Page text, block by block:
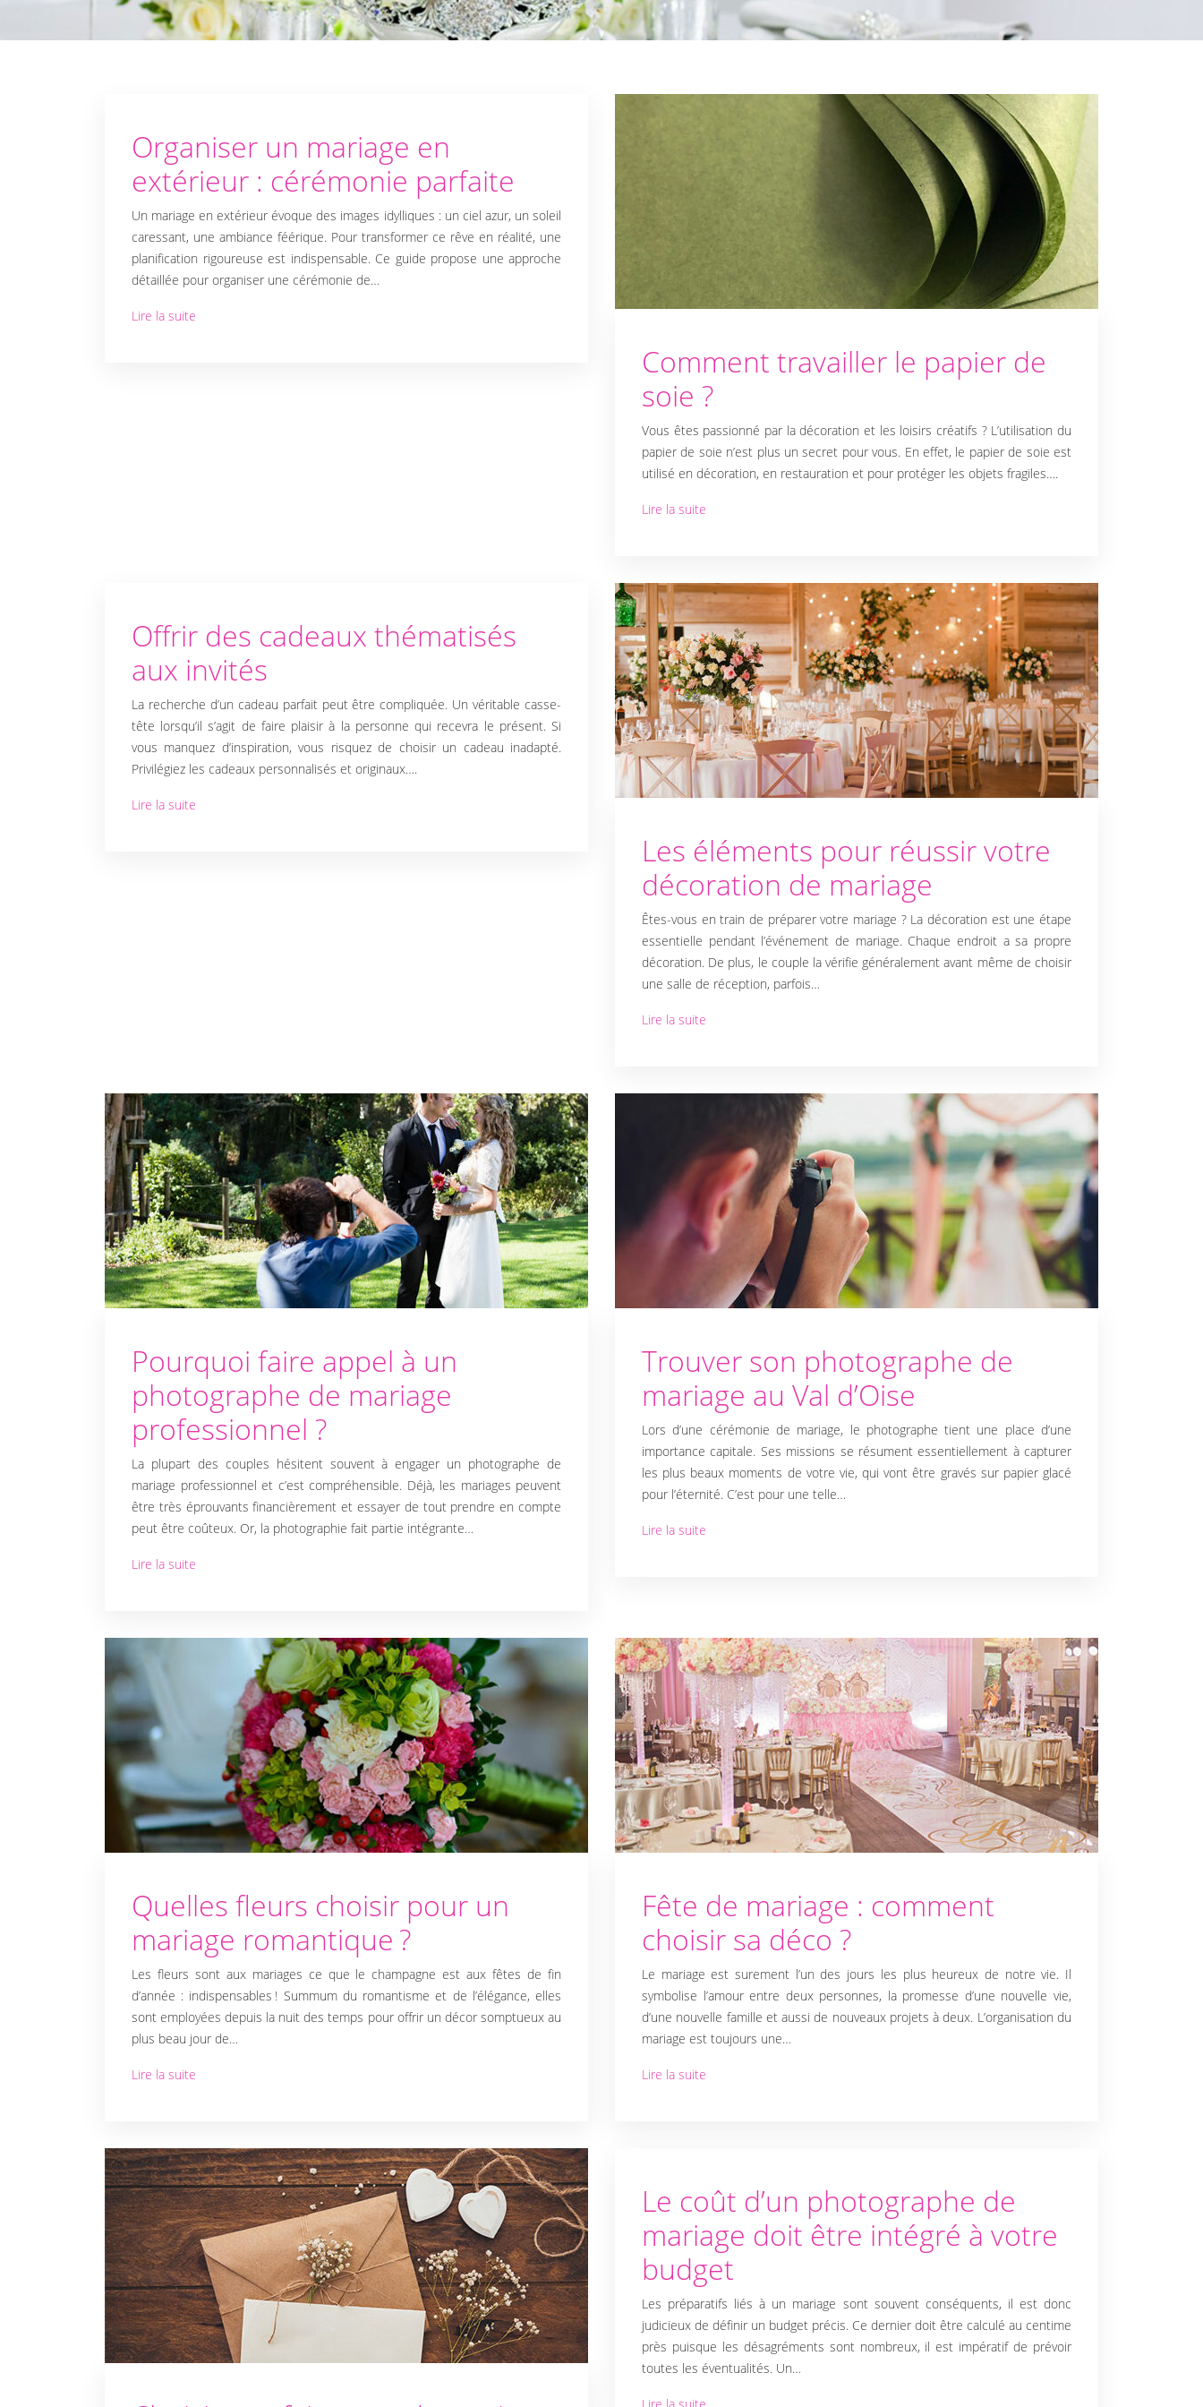
CÉRÉMONIE
DÉCORATION
DE LA SALLE
DE MARIAGE
COSTUMES
Organiser un mariage en
extérieur : cérémonie parfaite
Un mariage en extérieur évoque des images idylliques : un ciel azur, un soleil
caressant, une ambiance féérique. Pour transformer ce rêve en réalité, une
planification rigoureuse est indispensable. Ce guide propose une approche
détaillée pour organiser une cérémonie de…
Lire la suite
Comment travailler le papier de
soie ?
Vous êtes passionné par la décoration et les loisirs créatifs ? L’utilisation du
papier de soie n’est plus un secret pour vous. En effet, le papier de soie est
utilisé en décoration, en restauration et pour protéger les objets fragiles….
Lire la suite
Offrir des cadeaux thématisés
aux invités
La recherche d’un cadeau parfait peut être compliquée. Un véritable casse-
tête lorsqu’il s’agit de faire plaisir à la personne qui recevra le présent. Si
vous manquez d’inspiration, vous risquez de choisir un cadeau inadapté.
Privilégiez les cadeaux personnalisés et originaux….
Lire la suite
Les éléments pour réussir votre
décoration de mariage
Êtes-vous en train de préparer votre mariage ? La décoration est une étape
essentielle pendant l’événement de mariage. Chaque endroit a sa propre
décoration. De plus, le couple la vérifie généralement avant même de choisir
une salle de réception, parfois…
Lire la suite
Pourquoi faire appel à un
photographe de mariage
professionnel ?
La plupart des couples hésitent souvent à engager un photographe de
mariage professionnel et c’est compréhensible. Déjà, les mariages peuvent
être très éprouvants financièrement et essayer de tout prendre en compte
peut être coûteux. Or, la photographie fait partie intégrante…
Lire la suite
Trouver son photographe de
mariage au Val d’Oise
Lors d’une cérémonie de mariage, le photographe tient une place d’une
importance capitale. Ses missions se résument essentiellement à capturer
les plus beaux moments de votre vie, qui vont être gravés sur papier glacé
pour l’éternité. C’est pour une telle…
Lire la suite
Quelles fleurs choisir pour un
mariage romantique ?
Les fleurs sont aux mariages ce que le champagne est aux fêtes de fin
d’année : indispensables ! Summum du romantisme et de l’élégance, elles
sont employées depuis la nuit des temps pour offrir un décor somptueux au
plus beau jour de…
Lire la suite
Fête de mariage : comment
choisir sa déco ?
Le mariage est surement l’un des jours les plus heureux de notre vie. Il
symbolise l’amour entre deux personnes, la promesse d’une nouvelle vie,
d’une nouvelle famille et aussi de nouveaux projets à deux. L’organisation du
mariage est toujours une…
Lire la suite
Le coût d’un photographe de
mariage doit être intégré à votre
budget
Les préparatifs liés à un mariage sont souvent conséquents, il est donc
judicieux de définir un budget précis. Ce dernier doit être calculé au centime
près puisque les désagréments sont nombreux, il est impératif de prévoir
toutes les éventualités. Un…